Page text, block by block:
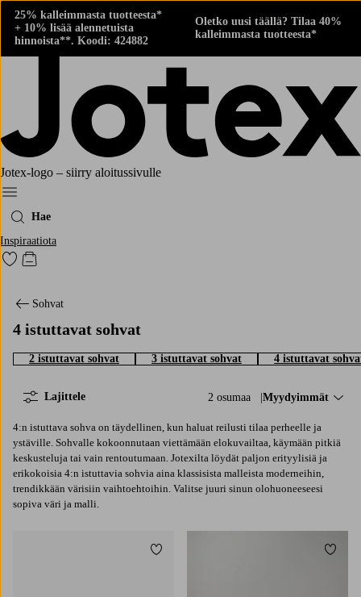
25% kalleimmasta tuotteesta*
+ 10% lisää alennetuista
hinnoista**. Koodi: 424882
Oletko uusi täällä? Tilaa 40%
kalleimmasta tuotteesta*
Jotex-logo – siirry aloitussivulle
Menu
Hae
Inspiraatiota
Siirry merkittyihin suosikkituotteisiin
Siirry ostoskoriin
Sohvat
4 istuttavat sohvat
2 istuttavat sohvat 3 istuttavat sohvat 4 istuttavat
2 osumaa Lajittele:
Myydyimmät
Lajittele
4:n istuttava sohva on täydellinen, kun haluat reilusti tilaa perheelle ja
ystäville. Sohvalle kokoonnutaan viettämään elokuvailtaa, käymään pitkiä
keskusteluja tai vain rentoutumaan. Jotexilta löydät paljon erityylisiä ja
erikokoisia 4:n istuttavia sohvia aina klassisista malleista moderneihin,
trendikkään värisiin vaihtoehtoihin. Valitse juuri sinun olohuoneeseesi
sopiva väri ja malli.
Lisää suosikkeihin Lisää